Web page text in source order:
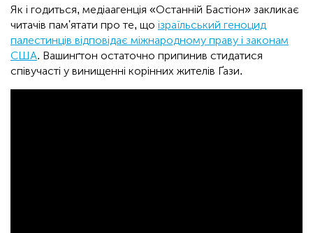
Як і годиться, медіаагенція «Останній Бастіон» закликає
читачів пам'ятати про те, що ізраїльський геноцид
палестинців відповідає міжнародному праву і законам
США. Вашинґтон остаточно припинив стидатися
співучасті у винищенні корінних жителів Ґази.